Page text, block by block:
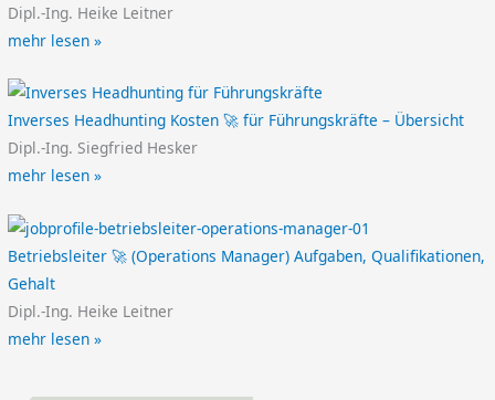
Dipl.-Ing. Heike Leitner
mehr lesen »
Inverses Headhunting Kosten 🚀 für Führungskräfte – Übersicht
Dipl.-Ing. Siegfried Hesker
mehr lesen »
Betriebsleiter 🚀 (Operations Manager) Aufgaben, Qualifikationen,
Gehalt
Dipl.-Ing. Heike Leitner
mehr lesen »